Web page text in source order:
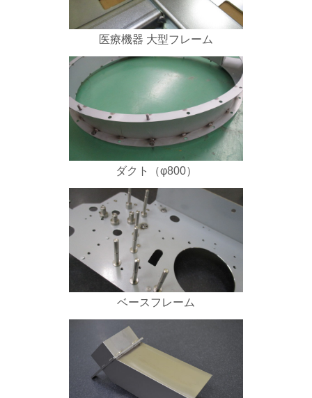
医療機器 大型フレーム
ダクト（φ800）
ベースフレーム